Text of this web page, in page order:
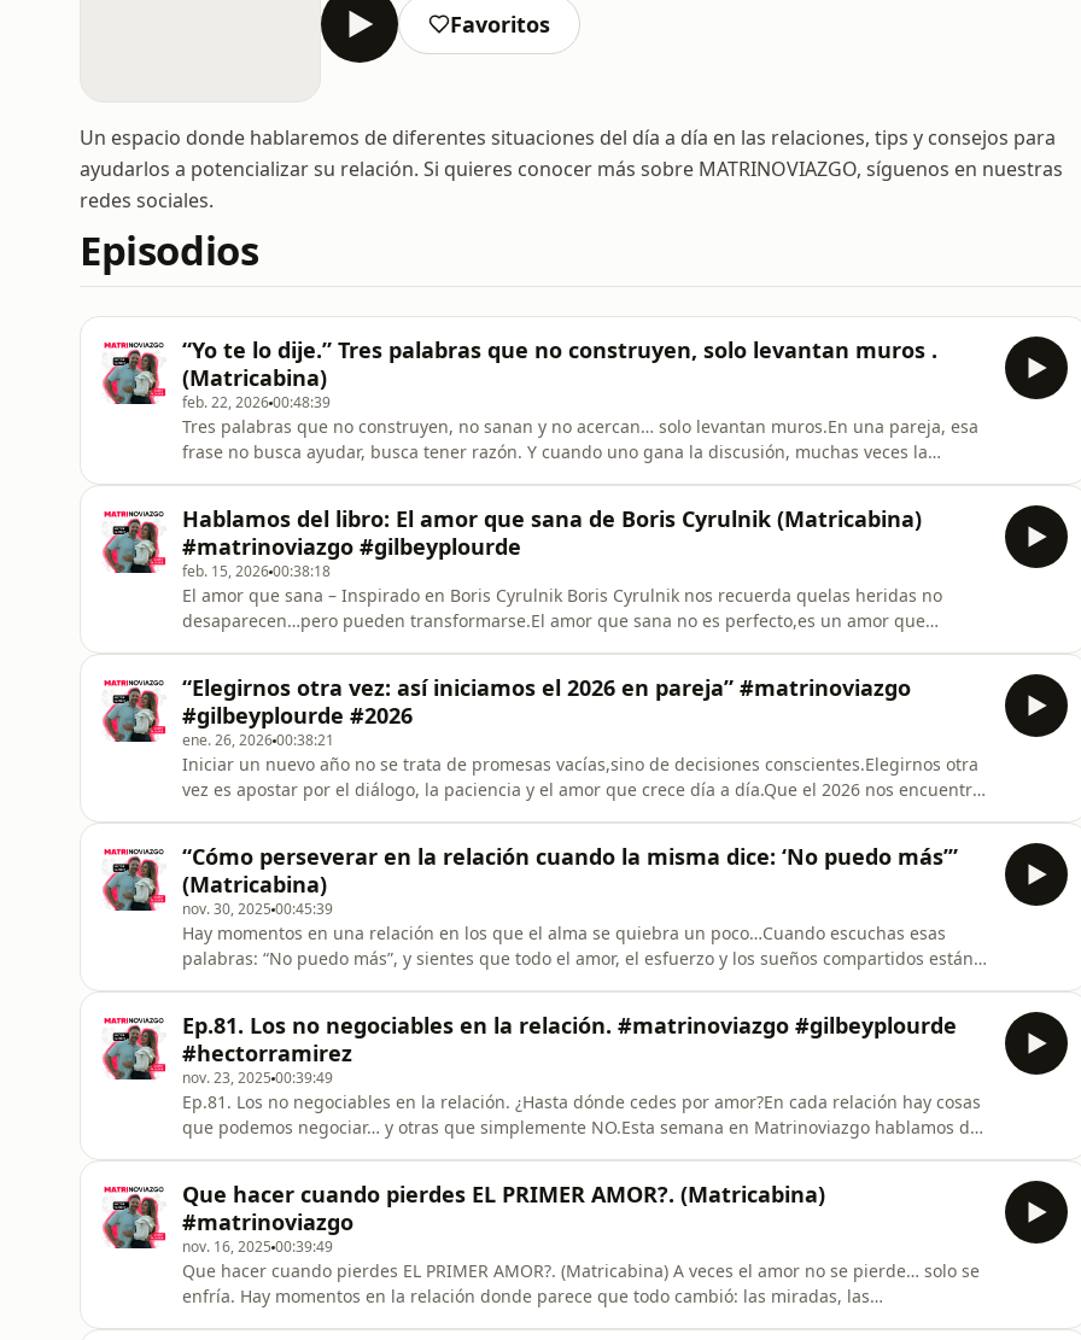
Favoritos
Un espacio donde hablaremos de diferentes situaciones del día a día en las relaciones, tips y consejos para
ayudarlos a potencializar su relación. Si quieres conocer más sobre MATRINOVIAZGO, síguenos en nuestras
redes sociales.
Episodios
“Yo te lo dije.” Tres palabras que no construyen, solo levantan muros .
(Matricabina)
feb. 22, 202600:48:39
Tres palabras que no construyen, no sanan y no acercan… solo levantan muros.En una pareja, esa
frase no busca ayudar, busca tener razón. Y cuando uno gana la discusión, muchas veces la
puede marcar la difere
Hablamos del libro: El amor que sana de Boris Cyrulnik (Matricabina)
#matrinoviazgo #gilbeyplourde
feb. 15, 202600:38:18
El amor que sana – Inspirado en Boris Cyrulnik Boris Cyrulnik nos recuerda quelas heridas no
desaparecen…pero pueden transformarse.El amor que sana no es perfecto,es un amor que
condena,sino que encuentra un nu
“Elegirnos otra vez: así iniciamos el 2026 en pareja” #matrinoviazgo
#gilbeyplourde #2026
ene. 26, 202600:38:21
Iniciar un nuevo año no se trata de promesas vacías,sino de decisiones conscientes.Elegirnos otra
vez es apostar por el diálogo, la paciencia y el amor que crece día a día.Que el 2026 nos encuentre
“Cómo perseverar en la relación cuando la misma dice: ‘No puedo más’”
(Matricabina)
nov. 30, 2025 00:45:39
Hay momentos en una relación en los que el alma se quiebra un poco…Cuando escuchas esas
palabras: “No puedo más”, y sientes que todo el amor, el esfuerzo y los sueños compartidos están a
escuchar… sanar.Porque el am
Ep.81. Los no negociables en la relación. #matrinoviazgo #gilbeyplourde
#hectorramirez
nov. 23, 2025 00:39:49
Ep.81. Los no negociables en la relación. ¿Hasta dónde cedes por amor?En cada relación hay cosas
que podemos negociar… y otras que simplemente NO.Esta semana en Matrinoviazgo hablamos de
mismo.#Matrinoviazgo #Amor
Que hacer cuando pierdes EL PRIMER AMOR?. (Matricabina)
#matrinoviazgo
nov. 16, 2025 00:39:49
Que hacer cuando pierdes EL PRIMER AMOR?. (Matricabina) A veces el amor no se pierde… solo se
enfría. Hay momentos en la relación donde parece que todo cambió: las miradas, las